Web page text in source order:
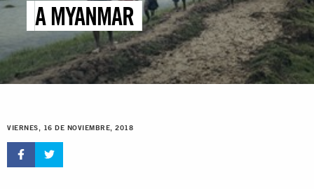
A MYANMAR
VIERNES, 16 DE NOVIEMBRE, 2018